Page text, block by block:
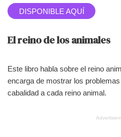
DISPONIBLE AQUÍ
El reino de los animales
Este libro habla sobre el reino
encarga de mostrar los
cabalidad a cada reino animal.